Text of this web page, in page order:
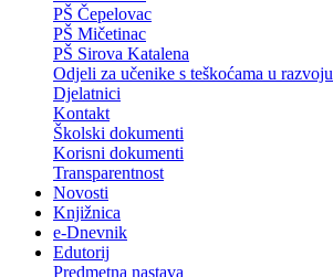
PŠ Čepelovac
PŠ Mičetinac
PŠ Sirova Katalena
Odjeli za učenike s teškoćama u razvoju
Djelatnici
Kontakt
Školski dokumenti
Korisni dokumenti
Transparentnost
Novosti
Knjižnica
e-Dnevnik
Edutorij
Predmetna nastava